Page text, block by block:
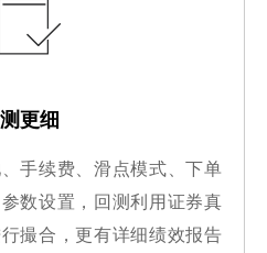
更细
手续费、滑点模式、下单
数设置，回测利用证券真
撮合，更有详细绩效报告